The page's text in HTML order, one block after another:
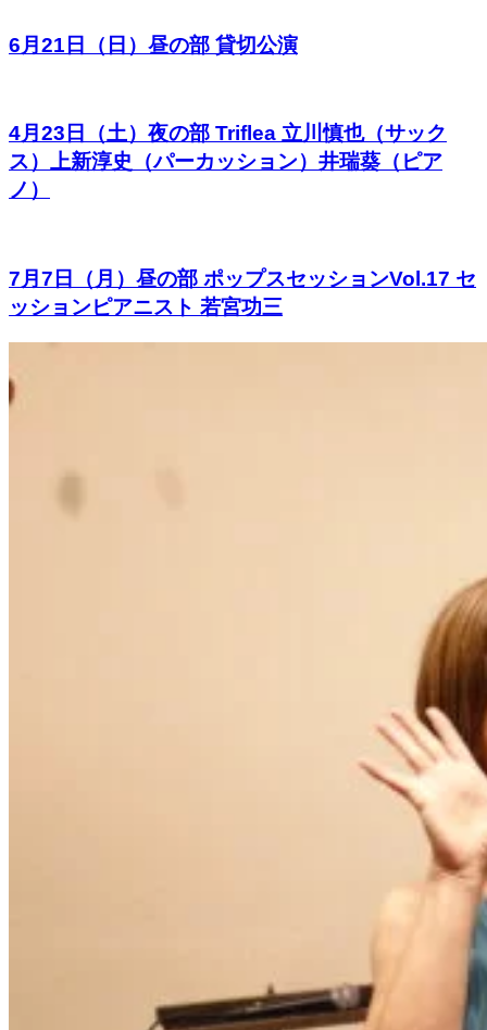
6月21日（日）昼の部 貸切公演
4月23日（土）夜の部 Triflea 立川慎也（サック
ス）上新淳史（パーカッション）井瑞葵（ピア
ノ）
7月7日（月）昼の部 ポップスセッションVol.17 セ
ッションピアニスト 若宮功三